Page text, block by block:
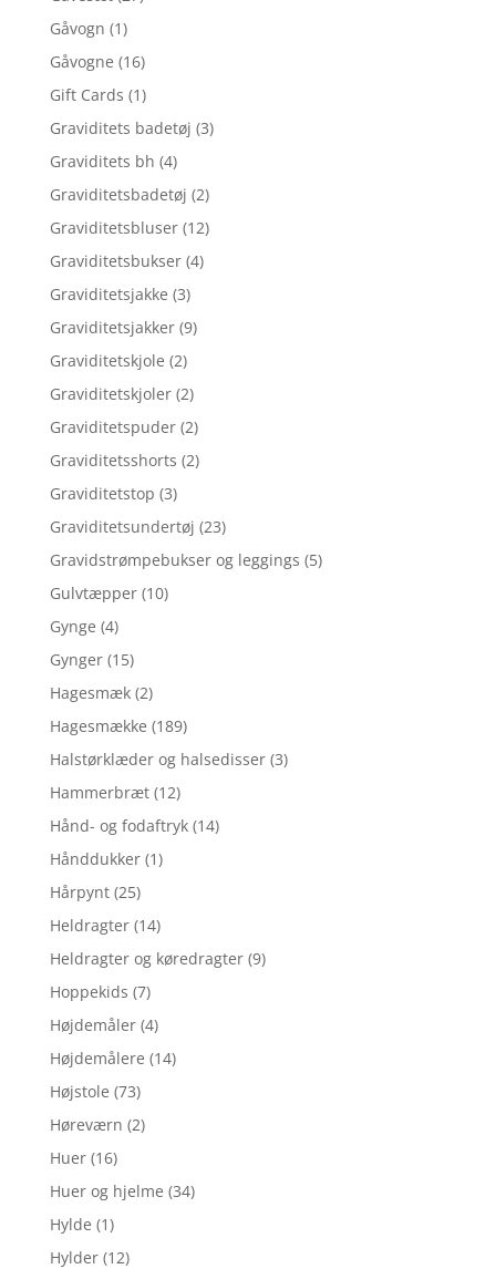
Gåvogn (1)
Gåvogne (16)
Gift Cards (1)
Graviditets badetøj (3)
Graviditets bh (4)
Graviditetsbadetøj (2)
Graviditetsbluser (12)
Graviditetsbukser (4)
Graviditetsjakke (3)
Graviditetsjakker (9)
Graviditetskjole (2)
Graviditetskjoler (2)
Graviditetspuder (2)
Graviditetsshorts (2)
Graviditetstop (3)
Graviditetsundertøj (23)
Gravidstrømpebukser og leggings (5)
Gulvtæpper (10)
Gynge (4)
Gynger (15)
Hagesmæk (2)
Hagesmække (189)
Halstørklæder og halsedisser (3)
Hammerbræt (12)
Hånd- og fodaftryk (14)
Hånddukker (1)
Hårpynt (25)
Heldragter (14)
Heldragter og køredragter (9)
Hoppekids (7)
Højdemåler (4)
Højdemålere (14)
Højstole (73)
Høreværn (2)
Huer (16)
Huer og hjelme (34)
Hylde (1)
Hylder (12)